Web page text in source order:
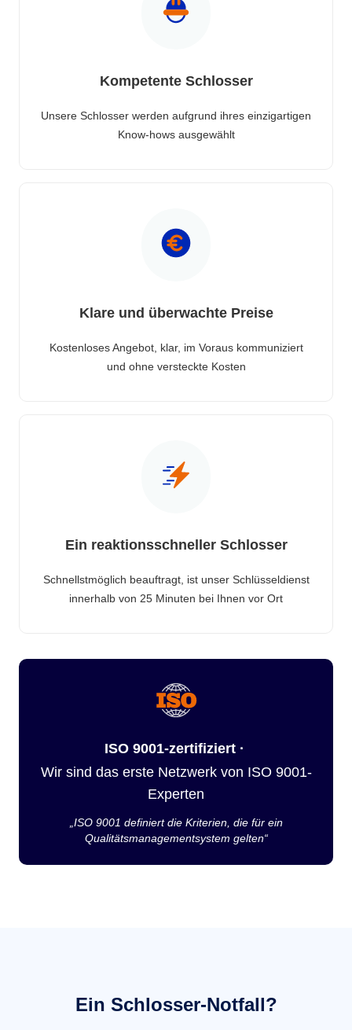
Kompetente Schlosser
Unsere Schlosser werden aufgrund ihres einzigartigen
Know-hows ausgewählt
Klare und überwachte Preise
Kostenloses Angebot, klar, im Voraus kommuniziert
und ohne versteckte Kosten
Ein reaktionsschneller Schlosser
Schnellstmöglich beauftragt, ist unser Schlüsseldienst
innerhalb von 25 Minuten bei Ihnen vor Ort
ISO 9001-zertifiziert ·
Wir sind das erste Netzwerk von ISO 9001-
Experten
„ISO 9001 definiert die Kriterien, die für ein
Qualitätsmanagementsystem gelten“
Ein Schlosser-Notfall?